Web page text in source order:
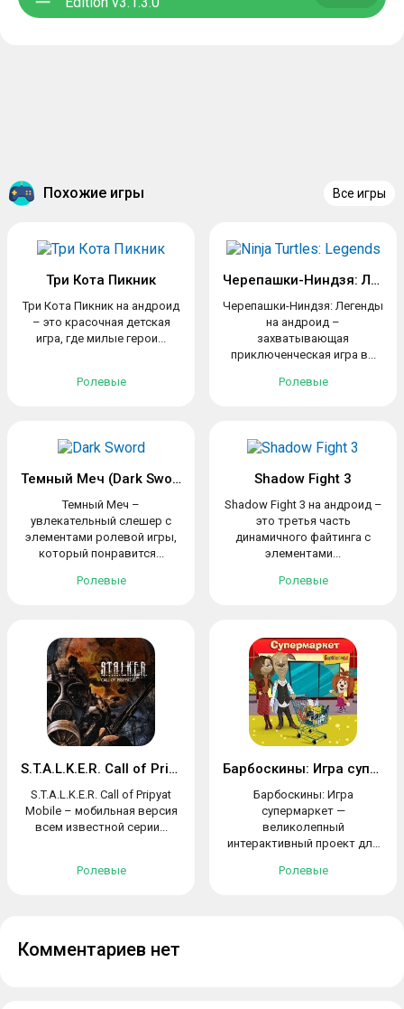
Похожие игры Все игры
Три Кота Пикник
Три Кота Пикник на андроид
– это красочная детская
игра, где милые герои...
Ролевые
Черепашки-Ниндзя: Легенды
Черепашки-Ниндзя: Легенды
на андроид –
захватывающая
приключенческая игра в...
Ролевые
Темный Меч (Dark Sword)
Темный Меч –
увлекательный слешер с
элементами ролевой игры,
который понравится...
Ролевые
Shadow Fight 3
Shadow Fight 3 на андроид –
это третья часть
динамичного файтинга с
элементами...
Ролевые
S.T.A.L.K.E.R. Call of Pripyat Mobile
S.T.A.L.K.E.R. Call of Pripyat
Mobile – мобильная версия
всем известной серии...
Ролевые
Барбоскины: Игра супермаркет
Барбоскины: Игра
супермаркет —
великолепный
интерактивный проект для
Ролевые
Комментариев нет